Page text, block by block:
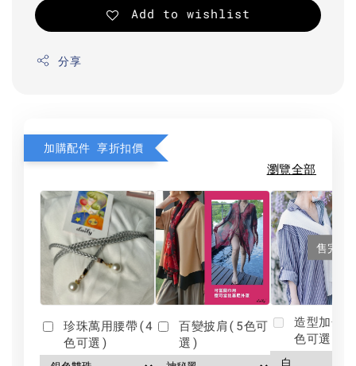
Add to wishlist
分享
加購配件 享折扣價
瀏覽全部
珍珠萬用腰帶(4
色可選)
百變披肩(5色可
選)
售完
造型加分
色可選)